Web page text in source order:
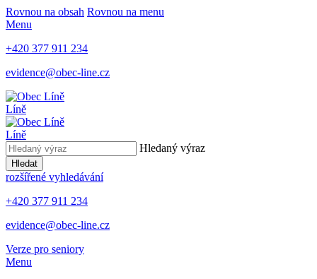
Rovnou na obsah Rovnou na menu
Menu
+420 377 911 234
evidence@obec-line.cz
Líně
Líně
Hledaný výraz
Hledat
rozšířené vyhledávání
+420 377 911 234
evidence@obec-line.cz
Verze pro seniory
Menu